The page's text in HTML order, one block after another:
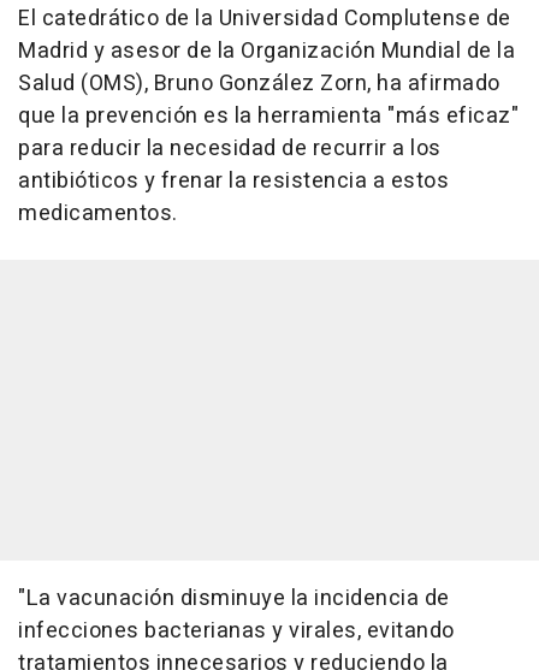
El catedrático de la Universidad Complutense de
Madrid y asesor de la Organización Mundial de la
Salud (OMS), Bruno González Zorn, ha afirmado
que la prevención es la herramienta "más eficaz"
para reducir la necesidad de recurrir a los
antibióticos y frenar la resistencia a estos
medicamentos.
"La vacunación disminuye la incidencia de
infecciones bacterianas y virales, evitando
tratamientos innecesarios y reduciendo la